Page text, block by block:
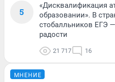
5
«Дисквалификация
образовании». В
стобалльников ЕГЭ
радости
21 717 16
МНЕНИЕ